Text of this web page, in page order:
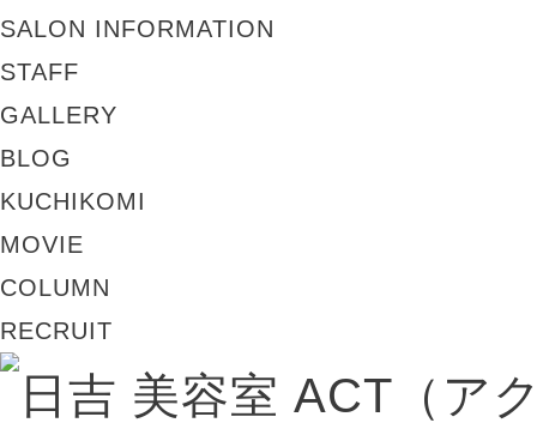
SALON INFORMATION
STAFF
GALLERY
BLOG
KUCHIKOMI
MOVIE
COLUMN
RECRUIT